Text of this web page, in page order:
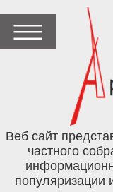
Веб сайт
частного
популяризации